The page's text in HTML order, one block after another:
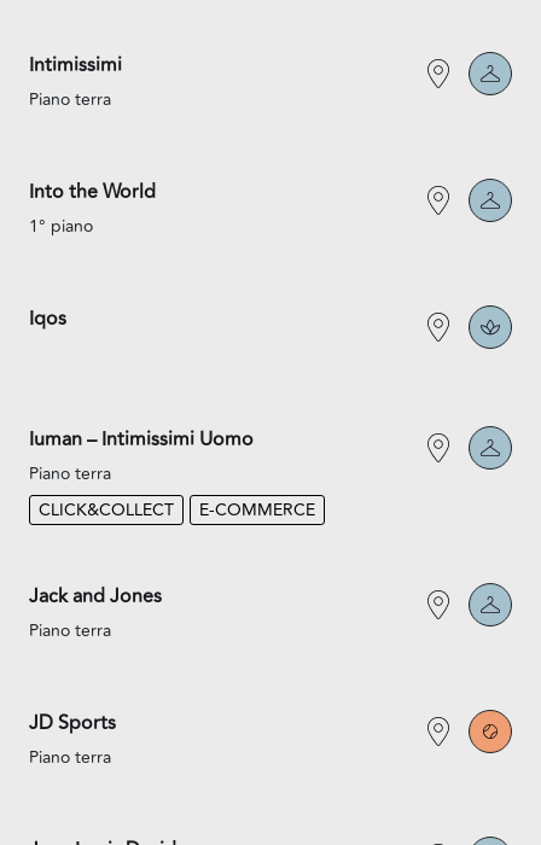
Intimissimi
Piano terra
Into the World
1° piano
Iqos
Iuman – Intimissimi Uomo
Piano terra
CLICK&COLLECT
E-COMMERCE
Jack and Jones
Piano terra
JD Sports
Piano terra